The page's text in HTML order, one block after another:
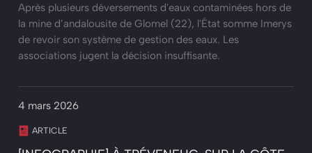
Après plusieurs déversements d'eaux contaminées hors de
la mine d’andalousite de Glomel (22), l'État somme Imerys
de revoir son système de gestion des eaux. Les
associations jugent la décision insuffisante.
4 mars 2026
ARTICLE